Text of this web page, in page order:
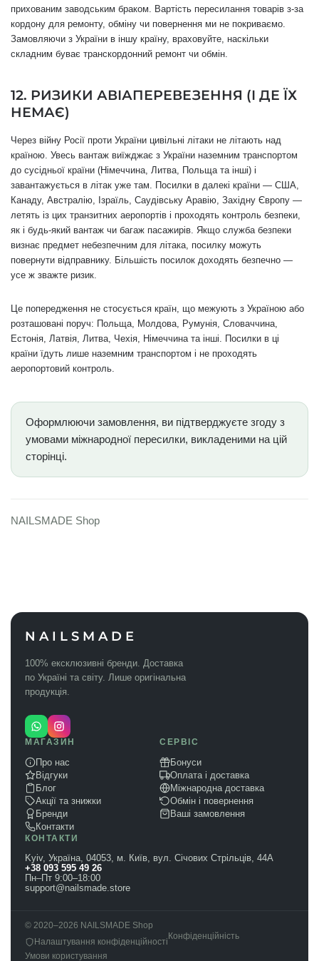
прихованим заводським браком. Вартість пересилання товарів з-за
кордону для ремонту, обміну чи повернення ми не покриваємо.
Замовляючи з України в іншу країну, враховуйте, наскільки
складним буває транскордонний ремонт чи обмін.
12. РИЗИКИ АВІАПЕРЕВЕЗЕННЯ (І ДЕ ЇХ
НЕМАЄ)
Через війну Росії проти України цивільні літаки не літають над
країною. Увесь вантаж виїжджає з України наземним транспортом
до сусідньої країни (Німеччина, Литва, Польща та інші) і
завантажується в літак уже там. Посилки в далекі країни — США,
Канаду, Австралію, Ізраїль, Саудівську Аравію, Західну Європу —
летять із цих транзитних аеропортів і проходять контроль безпеки,
як і будь-який вантаж чи багаж пасажирів. Якщо служба безпеки
визнає предмет небезпечним для літака, посилку можуть
повернути відправнику. Більшість посилок доходять безпечно —
усе ж зважте ризик.
Це попередження не стосується країн, що межують з Україною або
розташовані поруч: Польща, Молдова, Румунія, Словаччина,
Естонія, Латвія, Литва, Чехія, Німеччина та інші. Посилки в ці
країни їдуть лише наземним транспортом і не проходять
аеропортовий контроль.
Оформлюючи замовлення, ви підтверджуєте згоду з
умовами міжнародної пересилки, викладеними на цій
сторінці.
NAILSMADE Shop
NAILSMADE
100% ексклюзивні бренди. Доставка
по Україні та світу. Лише оригінальна
продукція.
МАГАЗИН
Про нас
Відгуки
Блог
Акції та знижки
Бренди
Контакти
СЕРВІС
Бонуси
Оплата і доставка
Міжнародна доставка
Обмін і повернення
Ваші замовлення
КОНТАКТИ
Kyiv, Україна, 04053, м. Київ, вул. Січових Стрільців, 44А
+38 093 595 49 26
Пн–Пт 9:00–18:00
support@nailsmade.store
© 2020–2026 NAILSMADE Shop
Налаштування конфіденційності
Конфіденційність
Умови користування